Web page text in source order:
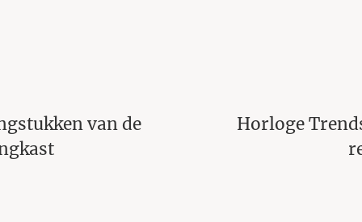
Horloge Trends: Van duurzaamheid tot